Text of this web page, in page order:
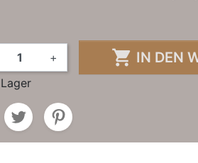
+  IN DEN